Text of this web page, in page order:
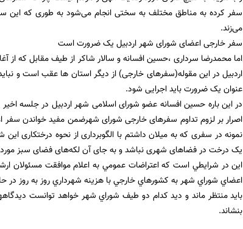
سفر کرده به مناطق مختلف به سختی انجام می‌شود به طوری که
می‌زند.
سفر خارجی اعضای شورای شهر اردبیل یک ضرورت است
اما محمدرضا سرداری ،حسین افسانه و سالار شاکر از طیف مقابل که از
اردبیل در این مقوله(سفرهای خارجی) از دیگر استان ها عقب است و
عنوان یک ضرورت باید اجرایی شود.
در این باره حسین افسانه عضو شورای اسلامی شهر اردبیل در جلسه اخیر
اصرار بر لزوم تداوم سفرهای خارجی شورای شهرضمن مفید خواندن
نمونه در سفری که به میلان داشتم با الگوبرداری از نحوه درختکاری
یک درخت در فضاهای شهری نباشد و به جای آن لکه‌های فضای سبز مورد
اين در شرايطي است كه اعتراضات عمومي به اعلام موافقت مسئولان
اعضاي شوراي شهر به كشورهاي خارجي با هزينه شهرداري روز به روز
بايد منتظر ماند و ديد كدام دو طيف شوراي شهر خواهد توانست
بنشاند.